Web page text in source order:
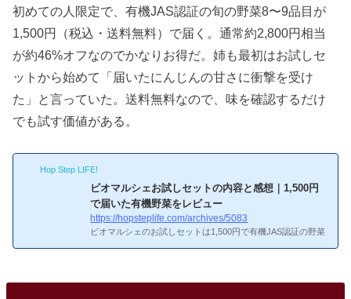
初めての人限定で、有機JAS認証の旬の野菜8〜9品目が
1,500円（税込・送料無料）で届く。通常約2,800円相当
が約46%オフなのでかなりお得だ。姉も最初はお試しセ
ットから始めて「届いたにんじんの甘さに衝撃を受け
た」と言っていた。送料無料なので、味を確認するだけ
でも試す価値がある。
Hop Step LIFE!
ビオマルシェお試しセットの内容と感想｜1,500円
で届いた有機野菜をレビュー
https://hopsteplife.com/archives/5083
ビオマルシェのお試しセットは1,500円で有機JAS認証の野菜
ビオマルシェお試しセットの基本情報
ビオマルシェお試し